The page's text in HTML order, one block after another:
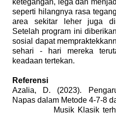
ketegangan, lega dan
seperti hilangnya rasa
area sekitar leher juga
Setelah program ini
sosial dapat
sehari - hari mereka
keadaan tertekan.
Referensi
Azalia, D. (2023).
Napas dalam Metode 4-7-8
Musik Klasik